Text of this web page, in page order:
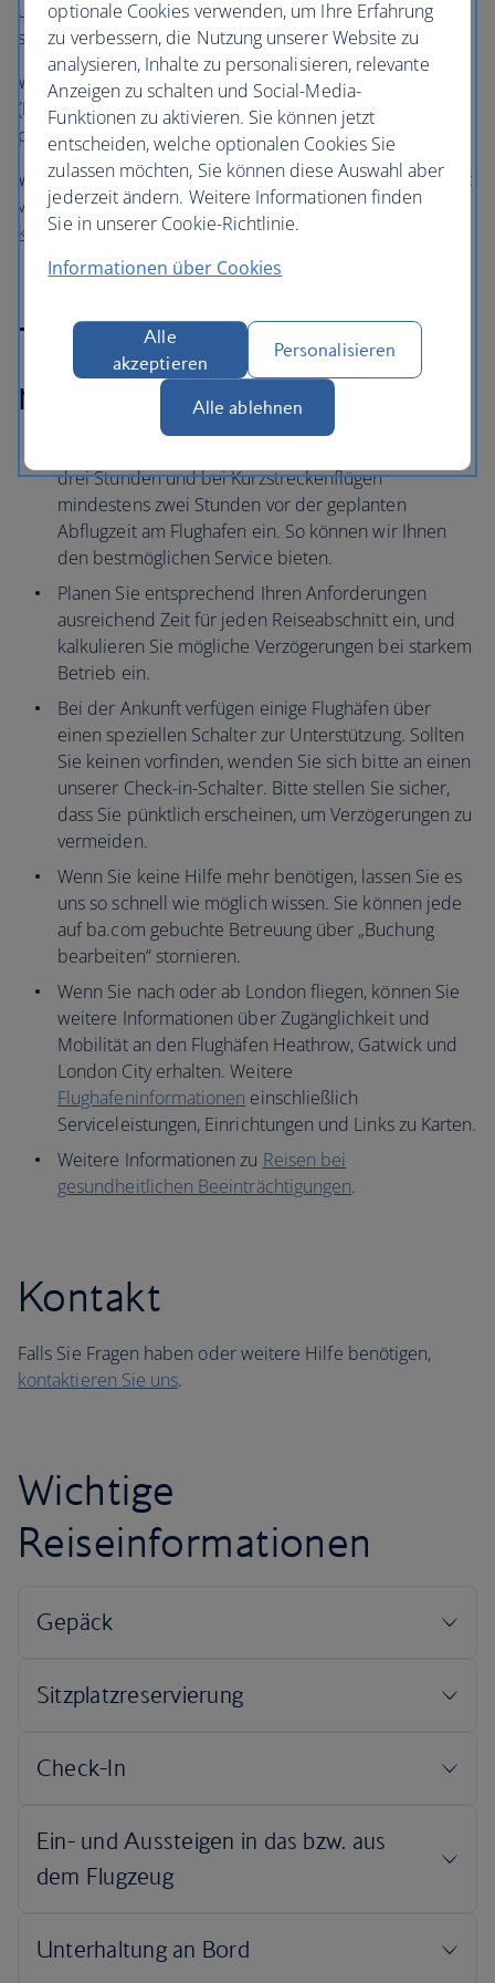
unserem Team für Barrierefreiheit mehr über Ihre
speziellen Bedürfnisse mitteilen.
Wir akzeptieren keine Frequent Traveller Medical Cards
(FREMEC) mehr, da Sie über Buchung bearbeiten
passende Unterstützung organisieren können.
Wenn Sie Fragen zum Behindertenunterstützungsangebot
von British Airways haben oder weitere Hilfe benötigen,
kontaktieren Sie uns.
Tipps für eine
reibungslose Reise
drei Stunden und bei Kurzstreckenflügen
mindestens zwei Stunden vor der geplanten
Abflugzeit am Flughafen ein. So können wir Ihnen
den bestmöglichen Service bieten.
Planen Sie entsprechend Ihren Anforderungen
ausreichend Zeit für jeden Reiseabschnitt ein, und
kalkulieren Sie mögliche Verzögerungen bei starkem
Betrieb ein.
Bei der Ankunft verfügen einige Flughäfen über
einen speziellen Schalter zur Unterstützung. Sollten
Sie keinen vorfinden, wenden Sie sich bitte an einen
unserer Check-in-Schalter. Bitte stellen Sie sicher,
dass Sie pünktlich erscheinen, um Verzögerungen zu
vermeiden.
Wenn Sie keine Hilfe mehr benötigen, lassen Sie es
uns so schnell wie möglich wissen. Sie können jede
auf ba.com gebuchte Betreuung über „Buchung
bearbeiten“ stornieren.
Wenn Sie nach oder ab London fliegen, können Sie
weitere Informationen über Zugänglichkeit und
Mobilität an den Flughäfen Heathrow, Gatwick und
London City erhalten. Weitere
Flughafeninformationen einschließlich
Serviceleistungen, Einrichtungen und Links zu Karten.
Weitere Informationen zu Reisen bei
gesundheitlichen Beeinträchtigungen.
Kontakt
Falls Sie Fragen haben oder weitere Hilfe benötigen,
kontaktieren Sie uns.
Wichtige
Reiseinformationen
optionale Cookies verwenden, um Ihre Erfahrung
zu verbessern, die Nutzung unserer Website zu
analysieren, Inhalte zu personalisieren, relevante
Anzeigen zu schalten und Social-Media-
Funktionen zu aktivieren. Sie können jetzt
entscheiden, welche optionalen Cookies Sie
zulassen möchten, Sie können diese Auswahl aber
jederzeit ändern. Weitere Informationen finden
Sie in unserer Cookie-Richtlinie.
Informationen über Cookies
Alle
akzeptieren
Personalisieren
Alle ablehnen